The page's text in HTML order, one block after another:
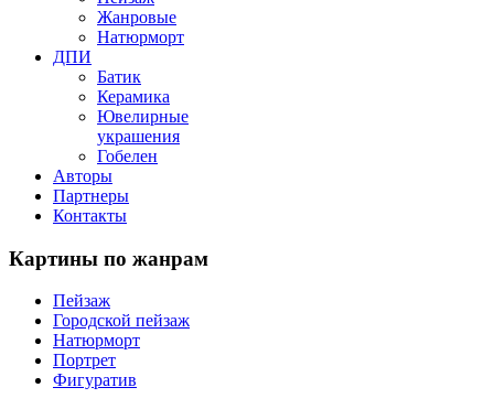
Жанровые
Натюрморт
ДПИ
Батик
Керамика
Ювелирные
украшения
Гобелен
Авторы
Партнеры
Контакты
Картины по жанрам
Пейзаж
Городской пейзаж
Натюрморт
Портрет
Фигуратив